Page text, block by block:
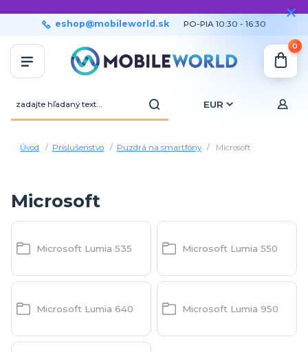
EUR
eshop@mobileworld.sk PO-PIA 10:30 - 16:30
0
Úvod Príslušenstvo Puzdrá na smartfóny Microsoft
Microsoft
Microsoft Lumia 535 Microsoft Lumia 550
Microsoft Lumia 640 Microsoft Lumia 950